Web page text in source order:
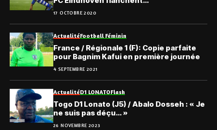
17 OCTOBRE 2020
ActualitéFootball Féminin
France / Régionale 1 (F): Copie parfaite
pour Bagnim Kafui en première journée
4 SEPTEMBRE 2021
ActualitéD1 LONATOFlash
Togo D1 Lonato (J5) / Abalo Dosseh : « Je
ne suis pas déçu… »
26 NOVEMBRE 2023